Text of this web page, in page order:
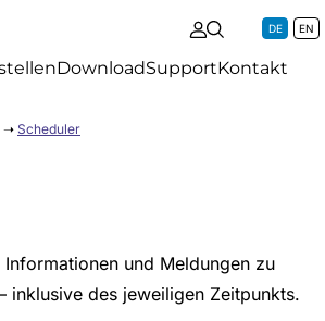
DownloadSupportKontakt
DE EN
➝ Scheduler
und Meldungen zu
inklusive des jeweiligen Zeitpunkts.